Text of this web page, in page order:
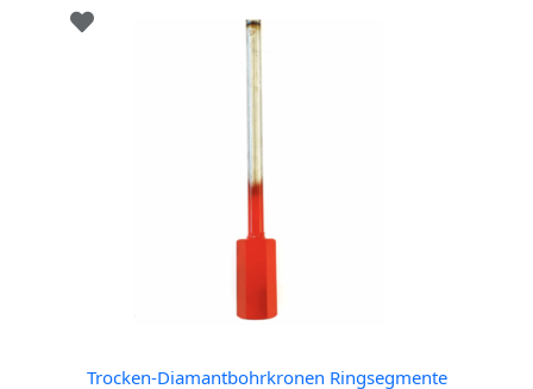
Trocken-Diamantbohrkronen Ringsegmente